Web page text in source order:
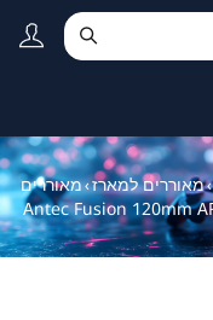
›מאוררים למארז›מאוררים